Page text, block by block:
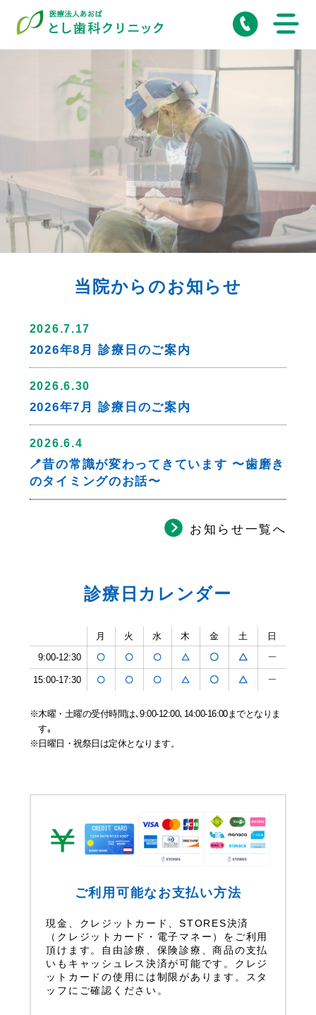
当院からのお知らせ
2026.7.17
2026年8月 診療日のご案内
2026.6.30
2026年7月 診療日のご案内
2026.6.4
🪥昔の常識が変わってきています 〜歯磨き
のタイミングのお話〜
お知らせ一覧へ
診療日カレンダー
月 火 水 木 金 土
日
9:00-12:30
15:00-17:30
木曜・土曜の受付時間は､9:00-12:00､14:00-16:00までとなりま
す｡
日曜日・祝祭日は定休となります。
ご利用可能なお支払い方法
現金、クレジットカード、STORES決済
（クレジットカード・電子マネー）をご利用
頂けます。自由診療、保険診療、商品の支払
いもキャッシュレス決済が可能です。クレジ
ットカードの使用には制限があります。スタ
ッフにご確認ください。